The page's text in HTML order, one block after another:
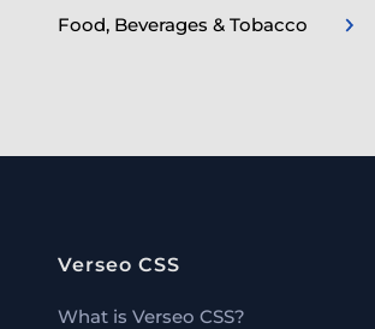
Food, Beverages & Tobacco
Verseo CSS
What is Verseo CSS?